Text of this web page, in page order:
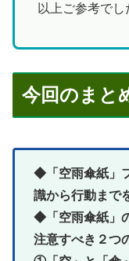
以上ご参考でし
今回のまと
◆「空雨傘紙」
識から行動まで
◆「空雨傘紙」
注意すべき２つ